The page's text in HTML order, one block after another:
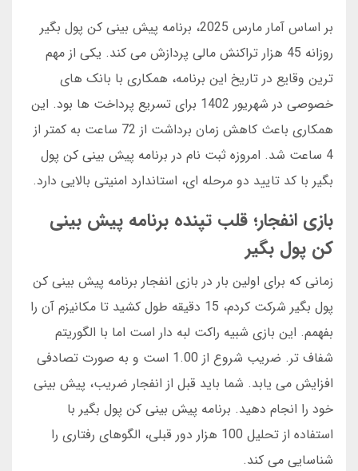
بر اساس آمار مارس 2025، برنامه پیش بینی کن پول بگیر
روزانه 45 هزار تراکنش مالی پردازش می کند. یکی از مهم
ترین وقایع در تاریخ این برنامه، همکاری با بانک های
خصوصی در شهریور 1402 برای تسریع پرداخت ها بود. این
همکاری باعث کاهش زمان برداشت از 72 ساعت به کمتر از
4 ساعت شد. امروزه ثبت نام در برنامه پیش بینی کن پول
بگیر با کد تایید دو مرحله ای، استاندارد امنیتی بالایی دارد.
بازی انفجار؛ قلب تپنده برنامه پیش بینی
کن پول بگیر
زمانی که برای اولین بار در بازی انفجار برنامه پیش بینی کن
پول بگیر شرکت کردم، 15 دقیقه طول کشید تا مکانیزم آن را
بفهمم. این بازی شبیه راکت لبه دار است اما با الگوریتم
شفاف تر. ضریب شروع از 1.00 است و به صورت تصادفی
افزایش می یابد. شما باید قبل از انفجار ضریب، پیش بینی
خود را انجام دهید. برنامه پیش بینی کن پول بگیر با
استفاده از تحلیل 100 هزار دور قبلی، الگوهای رفتاری را
شناسایی می کند.